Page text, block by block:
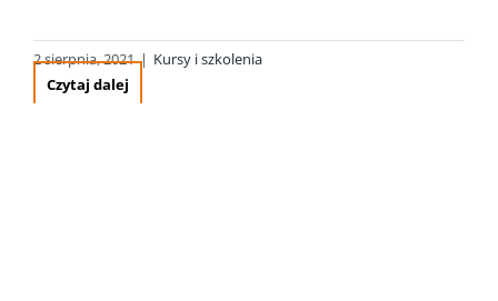
2 sierpnia, 2021 | Kursy i szkolenia
Czytaj dalej